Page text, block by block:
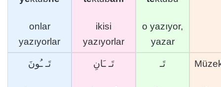
onlar
yazıyorlar
ikisi
yazıyorlar
o yazıyor,
yazar
تَـ ـُونَ تَـ ـَانِ تَـ